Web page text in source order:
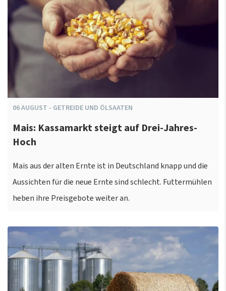
06AUGUST - GETREIDE UND ÖLSAATEN
Mais: Kassamarkt steigt auf Drei-Jahres-
Hoch
Mais aus der alten Ernte ist in Deutschland knapp und die
Aussichten für die neue Ernte sind schlecht. Futtermühlen
heben ihre Preisgebote weiter an.